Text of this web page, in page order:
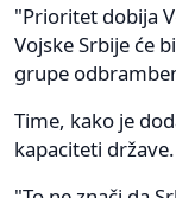
"Prioritet dobija
Vojske Srbije će
grupe
Time, kako je
kapaciteti države.